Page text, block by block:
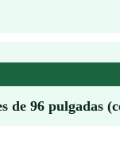
de 96 pulgadas